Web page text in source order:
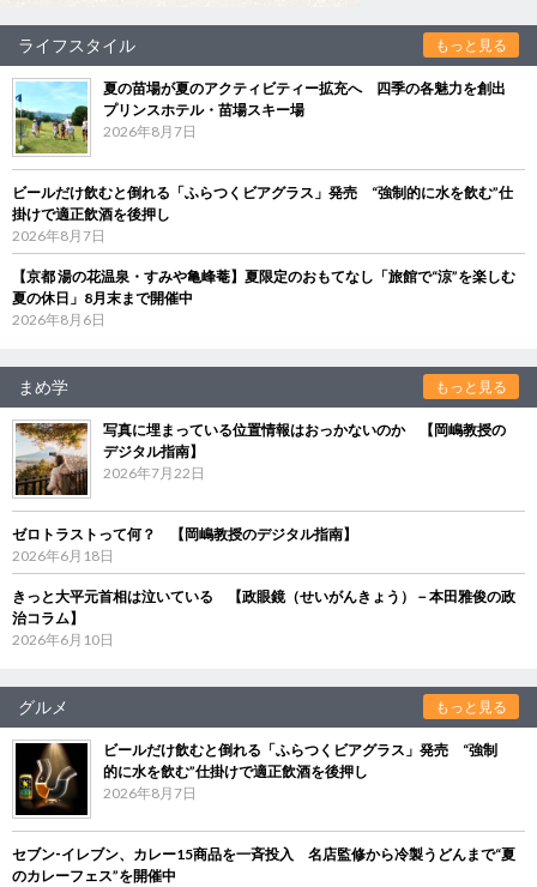
ライフスタイル もっと見る
夏の苗場が夏のアクティビティー拡充へ 四季の各魅力を創出
プリンスホテル・苗場スキー場
2026年8月7日
ビールだけ飲むと倒れる「ふらつくビアグラス」発売 “強制的に水を飲む”仕
掛けで適正飲酒を後押し
2026年8月7日
【京都 湯の花温泉・すみや亀峰菴】夏限定のおもてなし「旅館で“涼”を楽しむ
夏の休日」8月末まで開催中
2026年8月6日
まめ学 もっと見る
写真に埋まっている位置情報はおっかないのか 【岡嶋教授の
デジタル指南】
2026年7月22日
ゼロトラストって何？ 【岡嶋教授のデジタル指南】
2026年6月18日
きっと大平元首相は泣いている 【政眼鏡（せいがんきょう）－本田雅俊の政
治コラム】
2026年6月10日
グルメ もっと見る
ビールだけ飲むと倒れる「ふらつくビアグラス」発売 “強制
的に水を飲む”仕掛けで適正飲酒を後押し
2026年8月7日
セブン‐イレブン、カレー15商品を一斉投入 名店監修から冷製うどんまで“夏
のカレーフェス”を開催中